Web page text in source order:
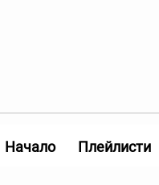
Начало Плейлисти